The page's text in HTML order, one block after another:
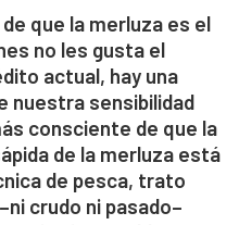
que la merluza es el
no les gusta el
actual, hay una
nuestra sensibilidad
consciente de que la
de la merluza está
de pesca, trato
crudo ni pasado–